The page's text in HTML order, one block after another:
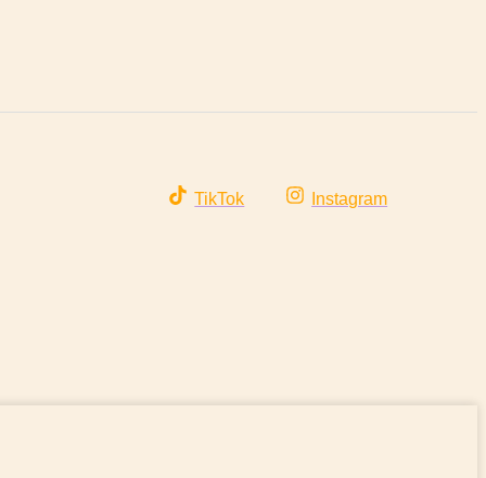
TikTok Instagram